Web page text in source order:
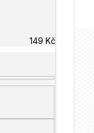
149 Kč